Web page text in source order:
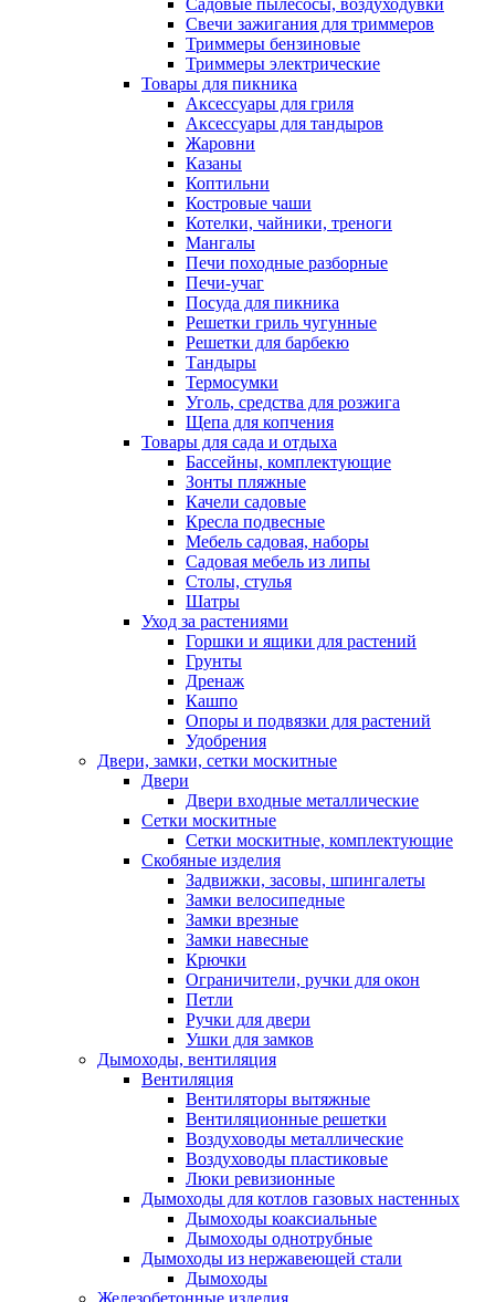
Садовые пылесосы, воздуходувки
Свечи зажигания для триммеров
Триммеры бензиновые
Триммеры электрические
Товары для пикника
Аксессуары для гриля
Аксессуары для тандыров
Жаровни
Казаны
Коптильни
Костровые чаши
Котелки, чайники, треноги
Мангалы
Печи походные разборные
Печи-учаг
Посуда для пикника
Решетки гриль чугунные
Решетки для барбекю
Тандыры
Термосумки
Уголь, средства для розжига
Щепа для копчения
Товары для сада и отдыха
Бассейны, комплектующие
Зонты пляжные
Качели садовые
Кресла подвесные
Мебель садовая, наборы
Садовая мебель из липы
Столы, стулья
Шатры
Уход за растениями
Горшки и ящики для растений
Грунты
Дренаж
Кашпо
Опоры и подвязки для растений
Удобрения
Двери, замки, сетки москитные
Двери
Двери входные металлические
Сетки москитные
Сетки москитные, комплектующие
Скобяные изделия
Задвижки, засовы, шпингалеты
Замки велосипедные
Замки врезные
Замки навесные
Крючки
Ограничители, ручки для окон
Петли
Ручки для двери
Ушки для замков
Дымоходы, вентиляция
Вентиляция
Вентиляторы вытяжные
Вентиляционные решетки
Воздуховоды металлические
Воздуховоды пластиковые
Люки ревизионные
Дымоходы для котлов газовых настенных
Дымоходы коаксиальные
Дымоходы однотрубные
Дымоходы из нержавеющей стали
Дымоходы
Железобетонные изделия